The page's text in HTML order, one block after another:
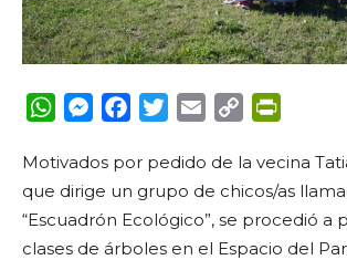
WhatsApp
Messenger
FacebookTwitterEmail Copy
Motivados por pedido de la vecina
que dirige un grupo de chicos/as
“Escuadrón Ecológico”, se procedió a
clases de árboles en el Espacio del